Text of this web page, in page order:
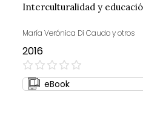
Interculturalidad y
María Verónica Di Caudo y otros
2016
0%
eBook